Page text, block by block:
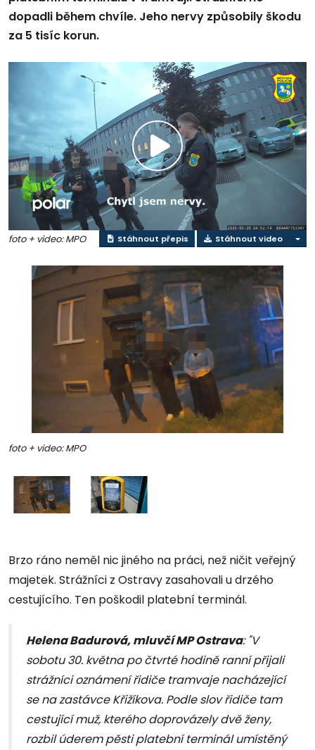
dopadli během chvíle. Jeho nervy způsobily škodu
za 5 tisíc korun.
Přehrát
video
foto + video: MPO Stáhnout přepis Stáhnout video
foto + video: MPO
Brzo ráno neměl nic jiného na práci, než ničit veřejný
majetek. Strážníci z Ostravy zasahovali u drzého
cestujícího. Ten poškodil platební terminál.
Helena Badurová, mluvčí MP Ostrava: "V
sobotu 30. května po čtvrté hodině ranní přijali
strážníci oznámení řidiče tramvaje nacházející
se na zastávce Křižíkova. Podle slov řidiče tam
cestující muž, kterého doprovázely dvě ženy,
rozbil úderem pěsti platební terminál umístěný